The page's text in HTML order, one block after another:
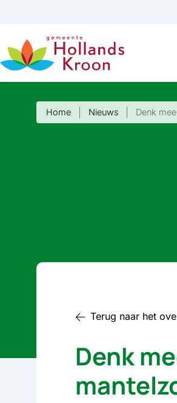
Home Nieuws Denk
Terug naar het
Denk